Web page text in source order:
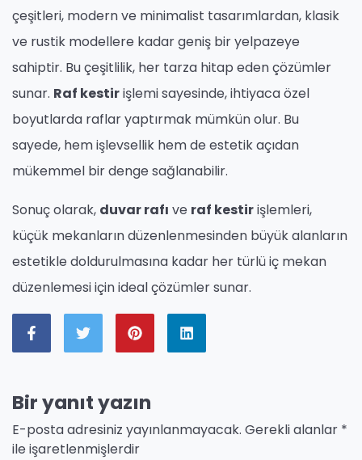
çeşitleri, modern ve minimalist tasarımlardan, klasik
ve rustik modellere kadar geniş bir yelpazeye
sahiptir. Bu çeşitlilik, her tarza hitap eden çözümler
sunar. Raf kestirişlemi sayesinde, ihtiyaca özel
boyutlarda raflar yaptırmak mümkün olur. Bu
sayede, hem işlevsellik hem de estetik açıdan
mükemmel bir denge sağlanabilir.
Sonuç olarak, duvar rafı ve raf kestirişlemleri,
küçük mekanların düzenlenmesinden büyük alanların
estetikle doldurulmasına kadar her türlü iç mekan
düzenlemesi için ideal çözümler sunar.
Bir yanıt yazın
E-posta adresiniz yayınlanmayacak. Gerekli alanlar *
ile işaretlenmişlerdir